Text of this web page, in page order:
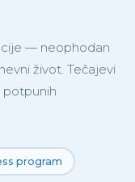
— neophodan
život. Tečajevi
potpunih
program